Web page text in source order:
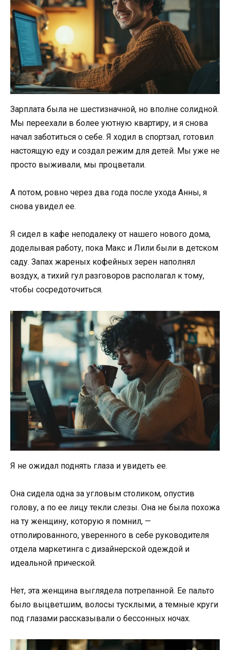
Зарплата была не шестизначной, но вполне солидной.
Мы переехали в более уютную квартиру, и я снова
начал заботиться о себе. Я ходил в спортзал, готовил
настоящую еду и создал режим для детей. Мы уже не
просто выживали, мы процветали.
А потом, ровно через два года после ухода Анны, я
снова увидел ее.
Я сидел в кафе неподалеку от нашего нового дома,
доделывая работу, пока Макс и Лили были в детском
саду. Запах жареных кофейных зерен наполнял
воздух, а тихий гул разговоров располагал к тому,
чтобы сосредоточиться.
Я не ожидал поднять глаза и увидеть ее.
Она сидела одна за угловым столиком, опустив
голову, а по ее лицу текли слезы. Она не была похожа
на ту женщину, которую я помнил, —
отполированного, уверенного в себе руководителя
отдела маркетинга с дизайнерской одеждой и
идеальной прической.
Нет, эта женщина выглядела потрепанной. Ее пальто
было выцветшим, волосы тусклыми, а темные круги
под глазами рассказывали о бессонных ночах.